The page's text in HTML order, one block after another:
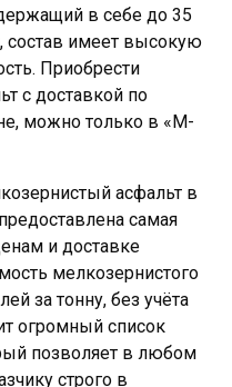
в себе до 35
состав имеет высокую
Приобрести
с доставкой по
можно только в «М-
асфальт в
самая
и доставке
мелкозернистого
за тонну, без учёта
огромный список
позволяет в любом
строго в